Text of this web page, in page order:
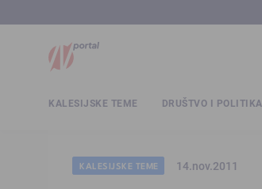
KALESIJSKE TEME DRUŠTVO I POLITIKA
KALESIJSKE TEME 14.nov.2011